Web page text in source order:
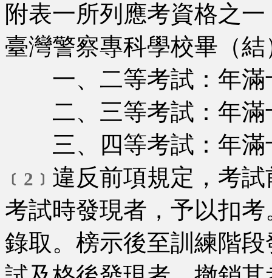
附表一所列應考資格之
臺灣警察專科學校畢（
一、二等考試：年滿
二、三等考試：年滿
三、四等考試：年滿
﹝2﹞ 違反前項規定，考
考試時發現者，予以扣
錄取。榜示後至訓練階